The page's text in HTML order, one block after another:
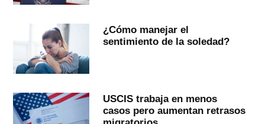
¿Cómo manejar el
sentimiento de la soledad?
USCIS trabaja en menos
casos pero aumentan retrasos